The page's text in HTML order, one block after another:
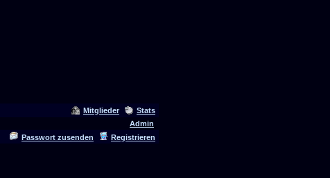
Mitglieder
Stats
Admin
Passwort zusenden Registrieren